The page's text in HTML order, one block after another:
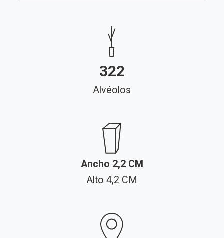
322
Alvéolos
Ancho 2,2 CM
Alto 4,2 CM